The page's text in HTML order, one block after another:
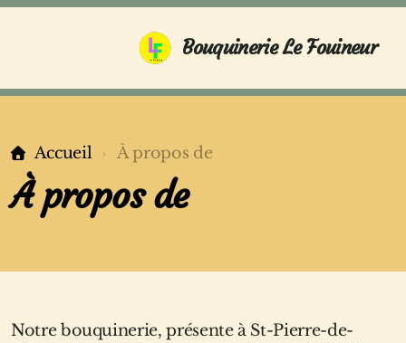
Bouquinerie Le Fouineur
Accueil À propos de
À propos de
Notre bouquinerie, présente à St-Pierre-de-